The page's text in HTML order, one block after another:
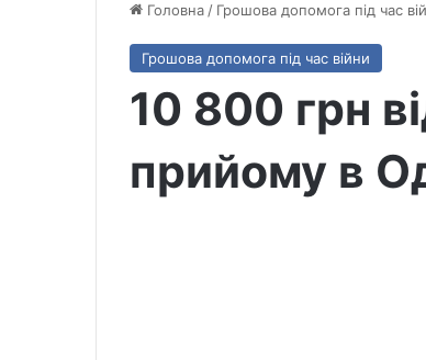
Головна / Грошова допомога під час
Грошова допомога під час війни
10 800 грн
прийому в